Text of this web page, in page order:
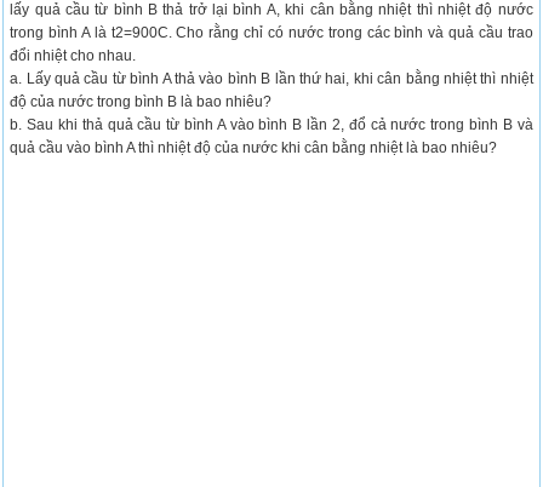
lấy quả cầu từ bình B thả trở lại bình A, khi cân bằng nhiệt thì nhiệt độ nước
trong bình A là t2=900C. Cho rằng chỉ có nước trong các bình và quả cầu trao
đổi nhiệt cho nhau.
a. Lấy quả cầu từ bình A thả vào bình B lần thứ hai, khi cân bằng nhiệt thì nhiệt
độ của nước trong bình B là bao nhiêu?
b. Sau khi thả quả cầu từ bình A vào bình B lần 2, đổ cả nước trong bình B và
quả cầu vào bình A thì nhiệt độ của nước khi cân bằng nhiệt là bao nhiêu?